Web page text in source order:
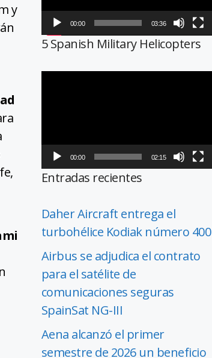
y
00:00 03:36
5 Spanish Military Helicopters
00:00 02:15
Entradas recientes
Daher Aircraft entrega el
turbohélice Kodiak número 400
Airbus se adjudica el contrato
para el satélite de
comunicaciones seguras
SpainSat NG-III
Aena alcanzó el primer
semestre de 2026 un beneficio